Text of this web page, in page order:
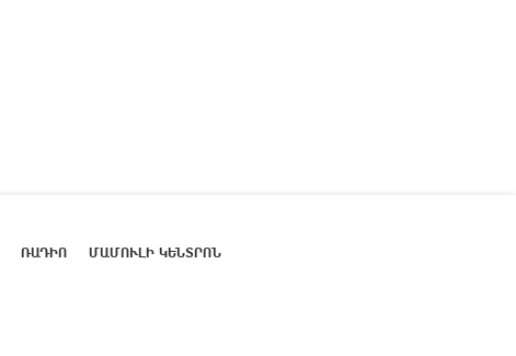
ՌԱԴԻՈ ՄԱՄՈՒԼԻ ԿԵՆՏՐՈՆ